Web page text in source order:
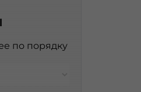
по порядку